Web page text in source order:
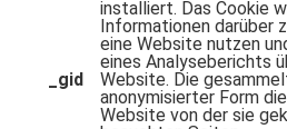
_gid
installiert. Das Cookie
Informationen darüber
eine Website nutzen
eines Analyseberichts
Website. Die
anonymisierter Form
Website von der sie